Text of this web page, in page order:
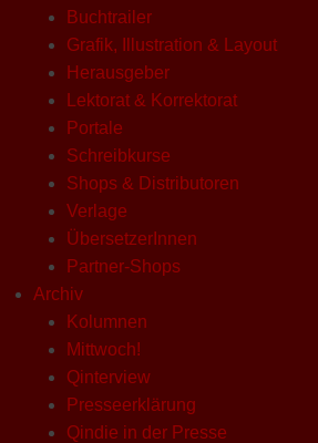
Buchtrailer
Grafik, Illustration & Layout
Herausgeber
Lektorat & Korrektorat
Portale
Schreibkurse
Shops & Distributoren
Verlage
ÜbersetzerInnen
Partner-Shops
Archiv
Kolumnen
Mittwoch!
Qinterview
Presseerklärung
Qindie in der Presse